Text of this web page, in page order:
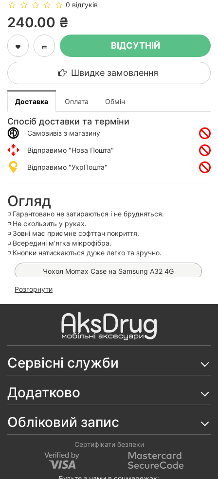
0 відгуків
240.00 ₴
ВІДСУТНІЙ
Швидке замовлення
Доставка Оплата Обмін
Спосіб доставки та терміни
Самовивіз з магазину
Відправимо "Нова Пошта"
Відправимо "УкрПошта"
Огляд
◽️ Гарантовано не затираються і не брудняться.
◽️ Не скользить у руках.
◽️ Зовні має приємне софттач покриття.
◽️ Всередині м'ягка мікрофібра.
◽️ Кнопки натискаються дуже легко та зручно.
Чохол Momax Case на Samsung A32 4G
Чохол Silicone Case BYM на Samsung Galaxy A13/
Чохол Carbon TPU на Samsung Galaxy A13/ A32 5G
Чохол Carbon TPU на Samsung Galaxy A32 4G
Чохол Woven TPU на Samsung Galaxy A32 4G
Чохол Anti-Broken Case на Samsung Galaxy A32 4G
Чохол Protective Ring на Samsung Galaxy A32 4G
Чохол Matt Ring на Samsung Galaxy A32 4G
Чохол Armor Ring Case на Samsung Galaxy A32 4G
Розгорнути
Сервісні служби
Додатково
Обліковий запис
Сертифікати безпеки